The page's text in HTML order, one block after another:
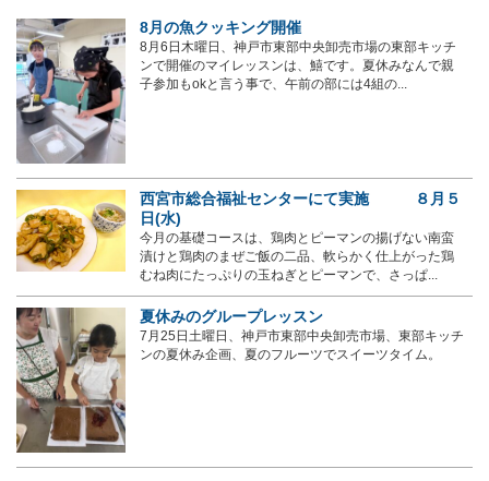
8月の魚クッキング開催
8月6日木曜日、神戸市東部中央卸売市場の東部キッチ
ンで開催のマイレッスンは、鱚です。夏休みなんで親
子参加もokと言う事で、午前の部には4組の...
西宮市総合福祉センターにて実施 ８月５
日(水)
今月の基礎コースは、鶏肉とピーマンの揚げない南蛮
漬けと鶏肉のまぜご飯の二品、軟らかく仕上がった鶏
むね肉にたっぷりの玉ねぎとピーマンで、さっぱ...
夏休みのグループレッスン
7月25日土曜日、神戸市東部中央卸売市場、東部キッチ
ンの夏休み企画、夏のフルーツでスイーツタイム。